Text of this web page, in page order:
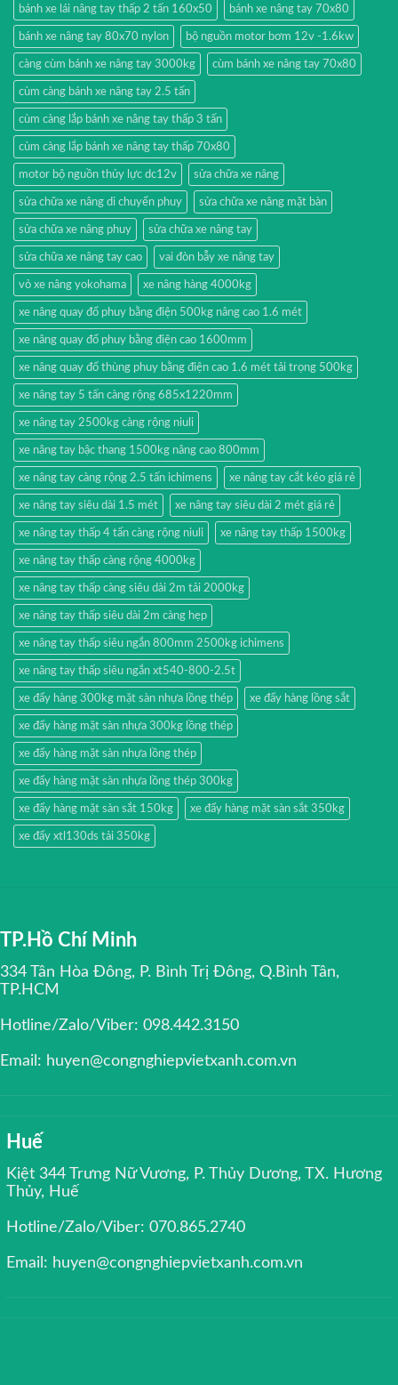
bánh xe lái nâng tay thấp 2 tấn 160x50 bánh xe nâng tay 70x80
bánh xe nâng tay 80x70 nylon bộ nguồn motor bơm 12v -1.6kw
càng cùm bánh xe nâng tay 3000kg cùm bánh xe nâng tay 70x80
cùm càng bánh xe nâng tay 2.5 tấn
cùm càng lắp bánh xe nâng tay thấp 3 tấn
cùm càng lắp bánh xe nâng tay thấp 70x80
motor bộ nguồn thủy lực dc12v sửa chữa xe nâng
sửa chữa xe nâng di chuyển phuy sửa chữa xe nâng mặt bàn
sửa chữa xe nâng phuy sửa chữa xe nâng tay
sửa chữa xe nâng tay cao vai đòn bẫy xe nâng tay
vỏ xe nâng yokohama xe nâng hàng 4000kg
xe nâng quay đổ phuy bằng điện 500kg nâng cao 1.6 mét
xe nâng quay đổ phuy bằng điện cao 1600mm
xe nâng quay đổ thùng phuy bằng điện cao 1.6 mét tải trọng 500kg
xe nâng tay 5 tấn càng rộng 685x1220mm
xe nâng tay 2500kg càng rộng niuli
xe nâng tay bậc thang 1500kg nâng cao 800mm
xe nâng tay càng rộng 2.5 tấn ichimens xe nâng tay cắt kéo giá rẻ
xe nâng tay siêu dài 1.5 mét xe nâng tay siêu dài 2 mét giá rẻ
xe nâng tay thấp 4 tấn càng rộng niuli xe nâng tay thấp 1500kg
xe nâng tay thấp càng rộng 4000kg
xe nâng tay thấp càng siêu dài 2m tải 2000kg
xe nâng tay thấp siêu dài 2m càng hẹp
xe nâng tay thấp siêu ngắn 800mm 2500kg ichimens
xe nâng tay thấp siêu ngắn xt540-800-2.5t
xe đẩy hàng 300kg mặt sàn nhựa lồng thép xe đẩy hàng lồng sắt
xe đẩy hàng mặt sàn nhựa 300kg lồng thép
xe đẩy hàng mặt sàn nhựa lồng thép
xe đẩy hàng mặt sàn nhựa lồng thép 300kg
xe đẩy hàng mặt sàn sắt 150kg xe đẩy hàng mặt sàn sắt 350kg
xe đẩy xtl130ds tải 350kg
TP.Hồ Chí Minh
334 Tân Hòa Đông, P. Bình Trị Đông, Q.Bình Tân,
TP.HCM
Hotline/Zalo/Viber: 098.442.3150
Email: huyen@congnghiepvietxanh.com.vn
Huế
Kiệt 344 Trưng Nữ Vương, P. Thủy Dương, TX. Hương
Thủy, Huế
Hotline/Zalo/Viber: 070.865.2740
Email: huyen@congnghiepvietxanh.com.vn